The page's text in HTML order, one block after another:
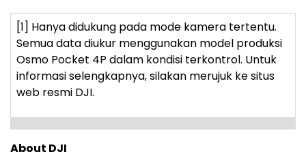
[1] Hanya didukung pada mode kamera tertentu.
Semua data diukur menggunakan model produksi
Osmo Pocket 4P dalam kondisi terkontrol. Untuk
informasi selengkapnya, silakan merujuk ke situs
web resmi DJI.
About DJI